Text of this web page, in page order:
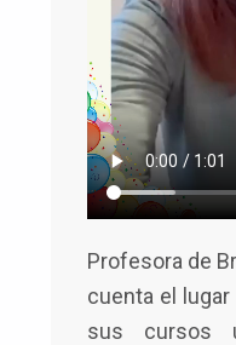
Profesora de
cuenta el
sus cursos